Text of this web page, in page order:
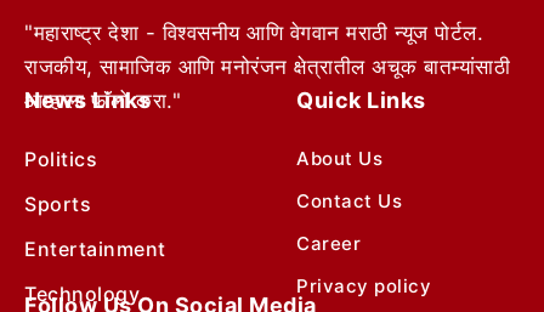
"महाराष्ट्र देशा - विश्वसनीय आणि वेगवान मराठी न्यूज पोर्टल.
राजकीय, सामाजिक आणि मनोरंजन क्षेत्रातील अचूक बातम्यांसाठी
आम्हाला फॉलो करा."
News Links
Politics
Sports
Entertainment
Technology
Quick Links
About Us
Contact Us
Career
Privacy policy
Follow Us On Social Media